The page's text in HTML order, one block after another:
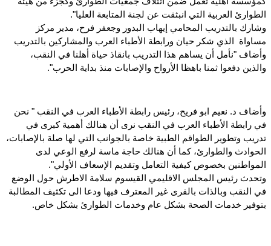
الطوارئ العربية التي انبثقت عن لجنة المتابعة العليا".
وشارك بالتدريب المحامي إيهاب البدور وجعفر فرح، مدير مركز
مساواة الذي شكر حيان ورابطة الأطباء العرب والمشاركين بالتدريب
وأضاف "نأمل أن يساهم هذا التدريب بانقاذ حياة أهلنا في النقب،
والذين دفعوا ثمنا باهظا الأرواح والإصابات منذ بداية الحرب".
وأضاف د. نعيم ابو فريح، رئيس رابطة الأطباء العرب في النقب " نحن
في رابطة الأطباء العرب في النقب نرى أن هنالك أهمية كبرى في
تدريب وتطوير الطواقم الطبية خاصة بالجوانب التي لها صلة بالإصابات،
الحوادث والطوارئ، كما أن هنالك حاجة ماسة لرفع الوعي لدى
المواطنين بخصوص كيفية التعامل وتقديم الإسعاف الأولي".
وتحدث رئيس المجلس الاقليمي القيسوم سلامة الاطرش حول الوضع
في النقب وبالذات بالقرى غير المعترف فيها ودعا الى تكثيف المطالبة
بتوفير خدمات الصحة بشكل عام وخدمات الطوارئ بشكل خاص.